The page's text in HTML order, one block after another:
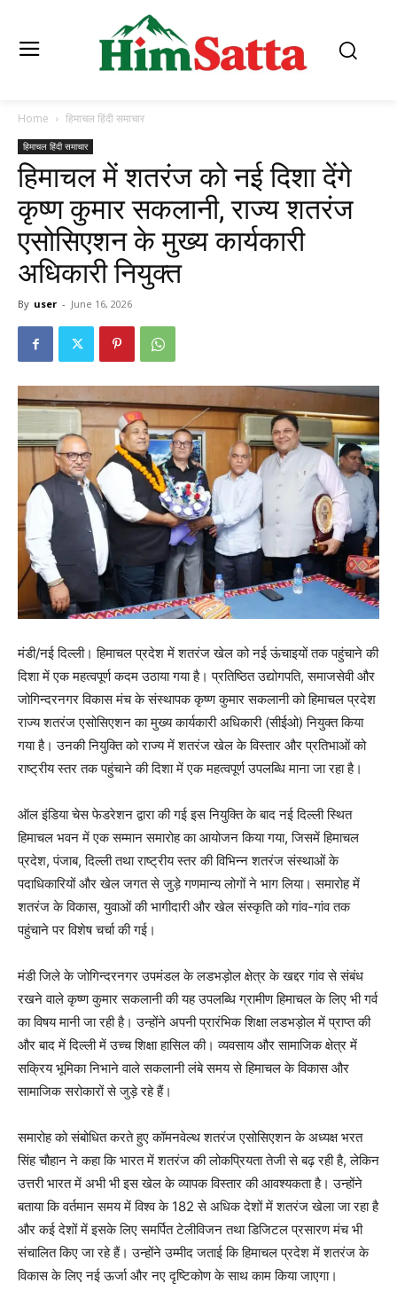
Home हिमाचल हिंदी समाचार
हिमाचल हिंदी समाचार
हिमाचल में शतरंज को नई दिशा देंगे
कृष्ण कुमार सकलानी, राज्य शतरंज
एसोसिएशन के मुख्य कार्यकारी
अधिकारी नियुक्त
By user - June 16, 2026
मंडी/नई दिल्ली। हिमाचल प्रदेश में शतरंज खेल को नई ऊंचाइयों तक पहुंचाने की
दिशा में एक महत्वपूर्ण कदम उठाया गया है। प्रतिष्ठित उद्योगपति, समाजसेवी और
जोगिन्दरनगर विकास मंच के संस्थापक कृष्ण कुमार सकलानी को हिमाचल प्रदेश
राज्य शतरंज एसोसिएशन का मुख्य कार्यकारी अधिकारी (सीईओ) नियुक्त किया
गया है। उनकी नियुक्ति को राज्य में शतरंज खेल के विस्तार और प्रतिभाओं को
राष्ट्रीय स्तर तक पहुंचाने की दिशा में एक महत्वपूर्ण उपलब्धि माना जा रहा है।
ऑल इंडिया चेस फेडरेशन द्वारा की गई इस नियुक्ति के बाद नई दिल्ली स्थित
हिमाचल भवन में एक सम्मान समारोह का आयोजन किया गया, जिसमें हिमाचल
प्रदेश, पंजाब, दिल्ली तथा राष्ट्रीय स्तर की विभिन्न शतरंज संस्थाओं के
पदाधिकारियों और खेल जगत से जुड़े गणमान्य लोगों ने भाग लिया। समारोह में
शतरंज के विकास, युवाओं की भागीदारी और खेल संस्कृति को गांव-गांव तक
पहुंचाने पर विशेष चर्चा की गई।
मंडी जिले के जोगिन्दरनगर उपमंडल के लडभड़ोल क्षेत्र के खद्दर गांव से संबंध
रखने वाले कृष्ण कुमार सकलानी की यह उपलब्धि ग्रामीण हिमाचल के लिए भी गर्व
का विषय मानी जा रही है। उन्होंने अपनी प्रारंभिक शिक्षा लडभड़ोल में प्राप्त की
और बाद में दिल्ली में उच्च शिक्षा हासिल की। व्यवसाय और सामाजिक क्षेत्र में
सक्रिय भूमिका निभाने वाले सकलानी लंबे समय से हिमाचल के विकास और
सामाजिक सरोकारों से जुड़े रहे हैं।
समारोह को संबोधित करते हुए कॉमनवेल्थ शतरंज एसोसिएशन के अध्यक्ष भरत
सिंह चौहान ने कहा कि भारत में शतरंज की लोकप्रियता तेजी से बढ़ रही है, लेकिन
उत्तरी भारत में अभी भी इस खेल के व्यापक विस्तार की आवश्यकता है। उन्होंने
बताया कि वर्तमान समय में विश्व के 182 से अधिक देशों में शतरंज खेला जा रहा है
और कई देशों में इसके लिए समर्पित टेलीविजन तथा डिजिटल प्रसारण मंच भी
संचालित किए जा रहे हैं। उन्होंने उम्मीद जताई कि हिमाचल प्रदेश में शतरंज के
विकास के लिए नई ऊर्जा और नए दृष्टिकोण के साथ काम किया जाएगा।